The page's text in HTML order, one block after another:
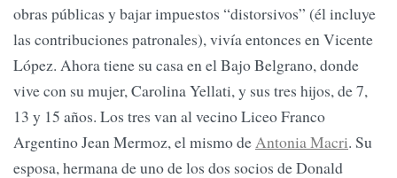
obras públicas y bajar impuestos “distorsivos” (él incluye
las contribuciones patronales), vivía entonces en Vicente
López. Ahora tiene su casa en el Bajo Belgrano, donde
vive con su mujer, Carolina Yellati, y sus tres hijos, de 7,
13 y 15 años. Los tres van al vecino Liceo Franco
Argentino Jean Mermoz, el mismo deAntonia Macri. Su
esposa, hermana de uno de los dos socios de Donald